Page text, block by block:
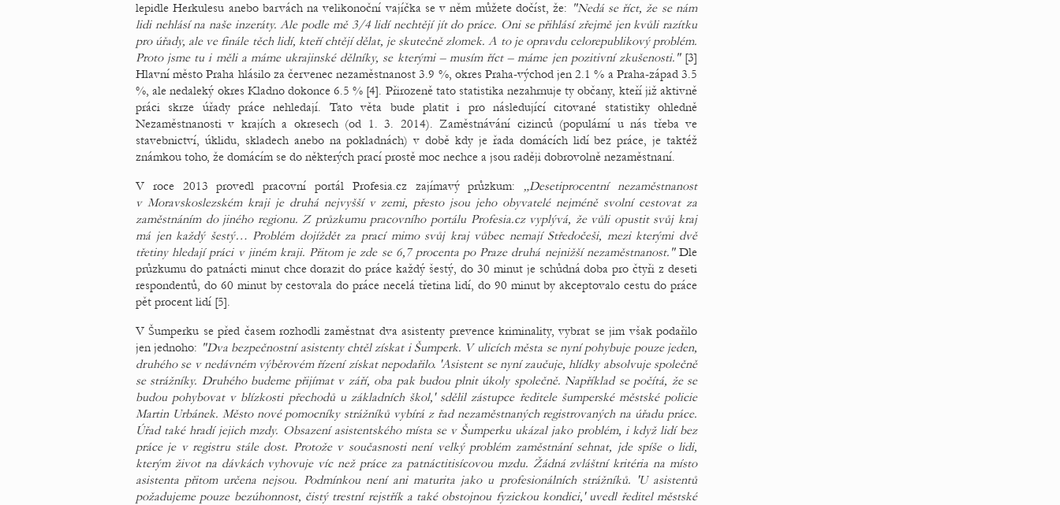
lepidle Herkulesu anebo barvách na velikonoční vajíčka se v něm můžete dočíst, že: "Nedá se říct, že se nám
lidi nehlásí na naše inzeráty. Ale podle mě 3/4 lidí nechtějí jít do práce. Oni se přihlásí zřejmě jen kvůli razítku
pro úřady, ale ve finále těch lidí, kteří chtějí dělat, je skutečně zlomek. A to je opravdu celorepublikový problém.
Proto jsme tu i měli a máme ukrajinské dělníky, se kterými – musím říct – máme jen pozitivní zkušenosti."[3]
Hlavní město Praha hlásilo za červenec nezaměstnanost 3.9 %, okres Praha-východ jen 2.1 % a Praha-západ 3.5
%, ale nedaleký okres Kladno dokonce 6.5 % [4]. Přirozeně tato statistika nezahrnuje ty občany, kteří již aktivně
práci skrze úřady práce nehledají. Tato věta bude platit i pro následující citované statistiky ohledně
Nezaměstnanosti v krajích a okresech (od 1. 3. 2014). Zaměstnávání cizinců (populární u nás třeba ve
stavebnictví, úklidu, skladech anebo na pokladnách) v době kdy je řada domácích lidí bez práce, je taktéž
známkou toho, že domácím se do některých prací prostě moc nechce a jsou raději dobrovolně nezaměstnaní.
V roce 2013 provedl pracovní portál Profesia.cz zajímavý průzkum:„Desetiprocentní nezaměstnanost
v Moravskoslezském kraji je druhá nejvyšší v zemi, přesto jsou jeho obyvatelé nejméně svolní cestovat za
zaměstnáním do jiného regionu. Z průzkumu pracovního portálu Profesia.cz vyplývá, že vůli opustit svůj kraj
má jen každý šestý… Problém dojíždět za prací mimo svůj kraj vůbec nemají Středočeši, mezi kterými dvě
třetiny hledají práci v jiném kraji. Přitom je zde se 6,7 procenta po Praze druhá nejnižší nezaměstnanost."Dle
průzkumu do patnácti minut chce dorazit do práce každý šestý, do 30 minut je schůdná doba pro čtyři z deseti
respondentů, do 60 minut by cestovala do práce necelá třetina lidí, do 90 minut by akceptovalo cestu do práce
pět procent lidí [5].
V Šumperku se před časem rozhodli zaměstnat dva asistenty prevence kriminality, vybrat se jim však podařilo
jen jednoho: "Dva bezpečnostní asistenty chtěl získat i Šumperk. V ulicích města se nyní pohybuje pouze jeden,
druhého se v nedávném výběrovém řízení získat nepodařilo. 'Asistent se nyní zaučuje, hlídky absolvuje společně
se strážníky. Druhého budeme přijímat v září, oba pak budou plnit úkoly společně. Například se počítá, že se
budou pohybovat v blízkosti přechodů u základních škol,' sdělil zástupce ředitele šumperské městské policie
Martin Urbánek. Město nové pomocníky strážníků vybírá z řad nezaměstnaných registrovaných na úřadu práce.
Úřad také hradí jejich mzdy. Obsazení asistentského místa se v Šumperku ukázal jako problém, i když lidí bez
práce je v registru stále dost. Protože v současnosti není velký problém zaměstnání sehnat, jde spíše o lidi,
kterým život na dávkách vyhovuje víc než práce za patnáctitisíco­vou mzdu. Žádná zvláštní kritéria na místo
asistenta přitom určena nejsou. Podmínkou není ani maturita jako u profesionálních strážníků. 'U asistentů
požadujeme pouze bezúhonnost, čistý trestní rejstřík a také obstojnou fyzickou kondici,' uvedl ředitel městské